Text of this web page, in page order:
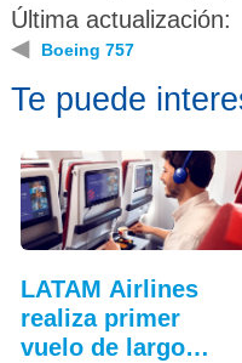
Última
◀
Boeing 757
Te puede
LATAM Airlines
realiza primer
vuelo de largo